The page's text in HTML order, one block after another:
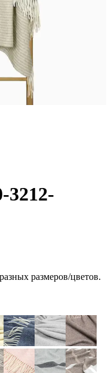
3212-
размеров/цветов.